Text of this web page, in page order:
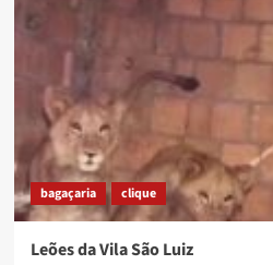
bagaçaria clique
Leões da Vila São Luiz